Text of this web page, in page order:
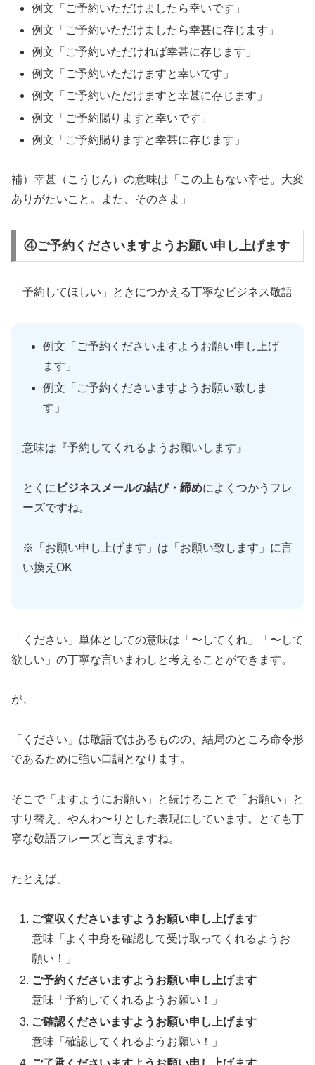
例文「ご予約いただけましたら幸いです」
例文「ご予約いただけましたら幸甚に存じます」
例文「ご予約いただければ幸甚に存じます」
例文「ご予約いただけますと幸いです」
例文「ご予約いただけますと幸甚に存じます」
例文「ご予約賜りますと幸いです」
例文「ご予約賜りますと幸甚に存じます」
補）幸甚（こうじん）の意味は「この上もない幸せ。大変
ありがたいこと。また、そのさま」
④ご予約くださいますようお願い申し上げます
「予約してほしい」ときにつかえる丁寧なビジネス敬語
例文「ご予約くださいますようお願い申し上げ
ます」
例文「ご予約くださいますようお願い致しま
す」
意味は『予約してくれるようお願いします』
とくに ビジネスメールの結び・締めによくつかうフレ
ーズですね。
※「お願い申し上げます」は「お願い致します」に言
い換えOK
「ください」単体としての意味は「〜してくれ」「〜して
欲しい」の丁寧な言いまわしと考えることができます。
が、
「ください」は敬語ではあるものの、結局のところ命令形
であるために強い口調となります。
そこで「ますようにお願い」と続けることで「お願い」と
すり替え、やんわ〜りとした表現にしています。とても丁
寧な敬語フレーズと言えますね。
たとえば、
ご査収くださいますようお願い申し上げます
意味「よく中身を確認して受け取ってくれるようお
願い！」
ご予約くださいますようお願い申し上げます
意味「予約してくれるようお願い！」
ご確認くださいますようお願い申し上げます
意味「確認してくれるようお願い！」